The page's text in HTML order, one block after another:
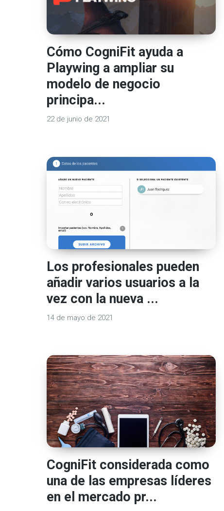
Cómo CogniFit ayuda a
Playwing a ampliar su
modelo de negocio
principa...
22 de junio de 2021
Los profesionales pueden
añadir varios usuarios a la
vez con la nueva ...
14 de mayo de 2021
CogniFit considerada como
una de las empresas líderes
en el mercado pr...